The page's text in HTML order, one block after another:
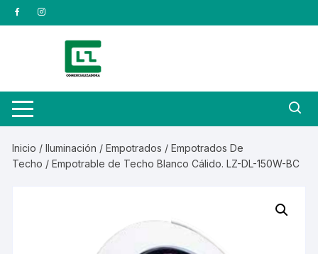
Saltar
al
Inicio /Iluminación /Empotrados /Empotrados De
Techo / Empotrable de Techo Blanco Cálido. LZ-DL-150W-BC